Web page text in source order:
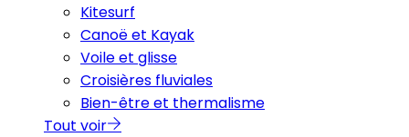
Kitesurf
Canoë et Kayak
Voile et glisse
Croisières fluviales
Bien-être et thermalisme
Tout voir